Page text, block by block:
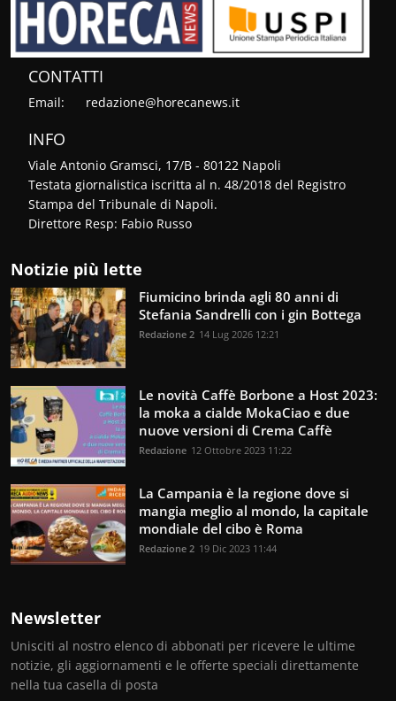
CONTATTI
Email: redazione@horecanews.it
INFO
Viale Antonio Gramsci, 17/B - 80122 Napoli
Testata giornalistica iscritta al n. 48/2018 del Registro
Stampa del Tribunale di Napoli.
Direttore Resp: Fabio Russo
Notizie più lette
Fiumicino brinda agli 80 anni di
Stefania Sandrelli con i gin Bottega
Redazione 2 14 Lug 2026 12:21
Le novità Caffè Borbone a Host 2023:
la moka a cialde MokaCiao e due
nuove versioni di Crema Caffè
Redazione 12 Ottobre 2023 11:22
La Campania è la regione dove si
mangia meglio al mondo, la capitale
mondiale del cibo è Roma
Redazione 2 19 Dic 2023 11:44
Newsletter
Unisciti al nostro elenco di abbonati per ricevere le ultime
notizie, gli aggiornamenti e le offerte speciali direttamente
nella tua casella di posta